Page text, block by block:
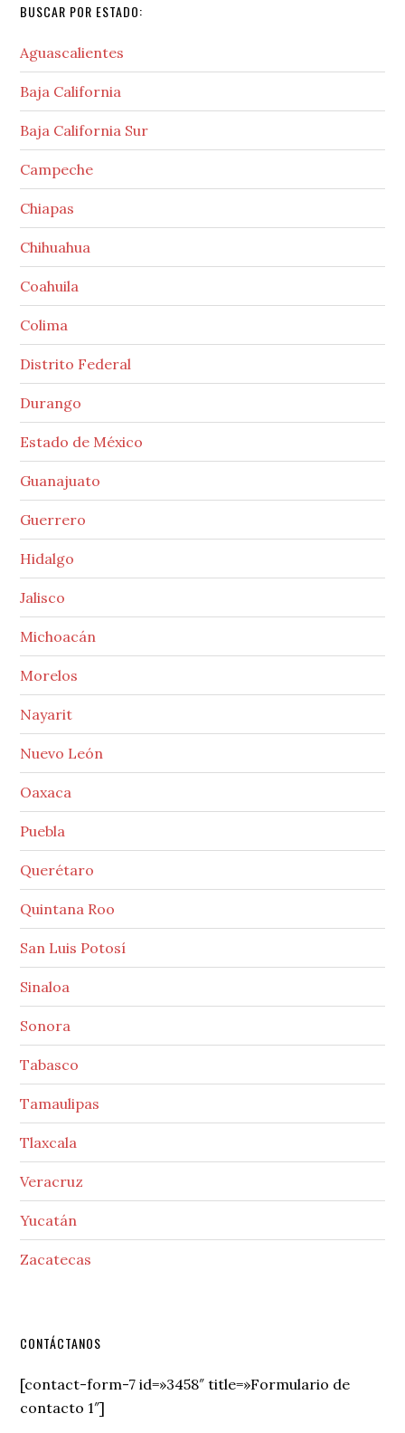
BUSCAR POR ESTADO:
Aguascalientes
Baja California
Baja California Sur
Campeche
Chiapas
Chihuahua
Coahuila
Colima
Distrito Federal
Durango
Estado de México
Guanajuato
Guerrero
Hidalgo
Jalisco
Michoacán
Morelos
Nayarit
Nuevo León
Oaxaca
Puebla
Querétaro
Quintana Roo
San Luis Potosí
Sinaloa
Sonora
Tabasco
Tamaulipas
Tlaxcala
Veracruz
Yucatán
Zacatecas
Secondary
Sidebar
CONTÁCTANOS
[contact-form-7 id=»3458″ title=»Formulario de
contacto 1″]